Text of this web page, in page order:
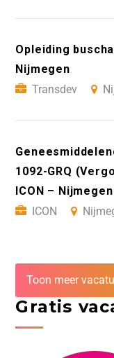
Opleiding
Nijmegen
Transdev
1092-GRQ
ICON – Nijmegen
ICON
Toon meer
Gratis